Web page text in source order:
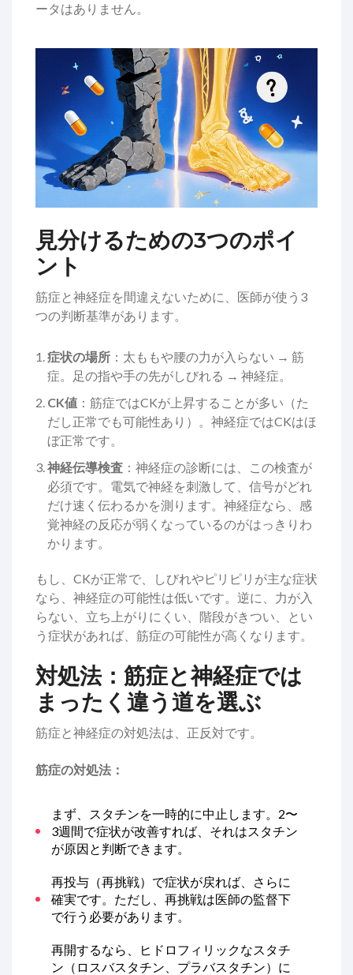
ータはありません。
見分けるための3つのポイ
ント
筋症と神経症を間違えないために、医師が使う3
つの判断基準があります。
症状の場所 ：太ももや腰の力が入らない → 筋
症。足の指や手の先がしびれる → 神経症。
CK値 ：筋症ではCKが上昇することが多い（た
だし正常でも可能性あり）。神経症ではCKはほ
ぼ正常です。
神経伝導検査 ：神経症の診断には、この検査が
必須です。電気で神経を刺激して、信号がどれ
だけ速く伝わるかを測ります。神経症なら、感
覚神経の反応が弱くなっているのがはっきりわ
かります。
もし、CKが正常で、しびれやピリピリが主な症状
なら、神経症の可能性は低いです。逆に、力が入
らない、立ち上がりにくい、階段がきつい、とい
う症状があれば、筋症の可能性が高くなります。
対処法：筋症と神経症では
まったく違う道を選ぶ
筋症と神経症の対処法は、正反対です。
筋症の対処法：
まず、スタチンを一時的に中止します。2〜
3週間で症状が改善すれば、それはスタチン
が原因と判断できます。
再投与（再挑戦）で症状が戻れば、さらに
確実です。ただし、再挑戦は医師の監督下
で行う必要があります。
再開するなら、ヒドロフィリックなスタチ
ン（ロスバスタチン、プラバスタチン）に